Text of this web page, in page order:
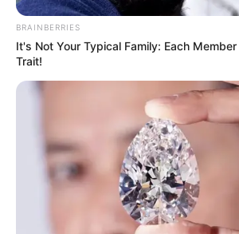
BRAINBERRIES
It's Not Your Typical Family: Each
Trait!